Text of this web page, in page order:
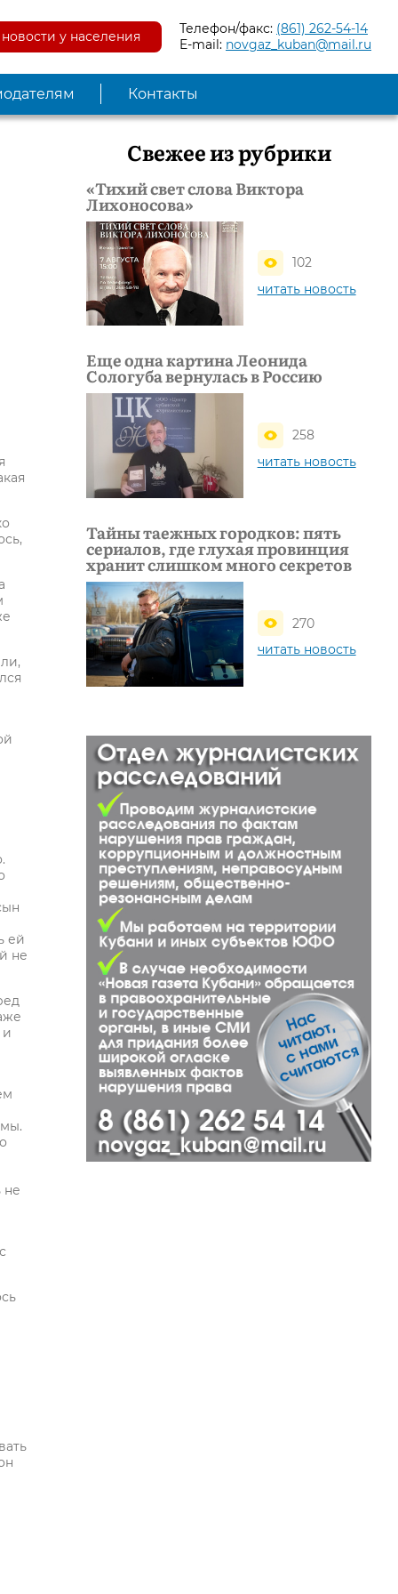
у населения Телефон/факс: (861) 262-54-14
E-mail: novgaz_kuban@mail.ru
Контакты
ей
не
и
не
Свежее из рубрики
«Тихий свет слова Виктора
Лихоносова»
102
читать новость
Еще одна картина Леонида
Сологуба вернулась в Россию
258
читать новость
Тайны таежных городков: пять
сериалов, где глухая провинция
хранит слишком много секретов
270
читать новость